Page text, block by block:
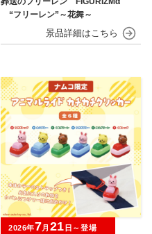
“フリーレン”～花舞～
2026年7月 21 日～登場